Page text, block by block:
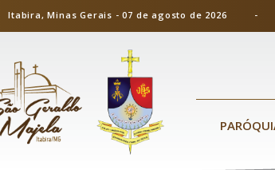
Minas Gerais - 07 de agosto de 2026 -